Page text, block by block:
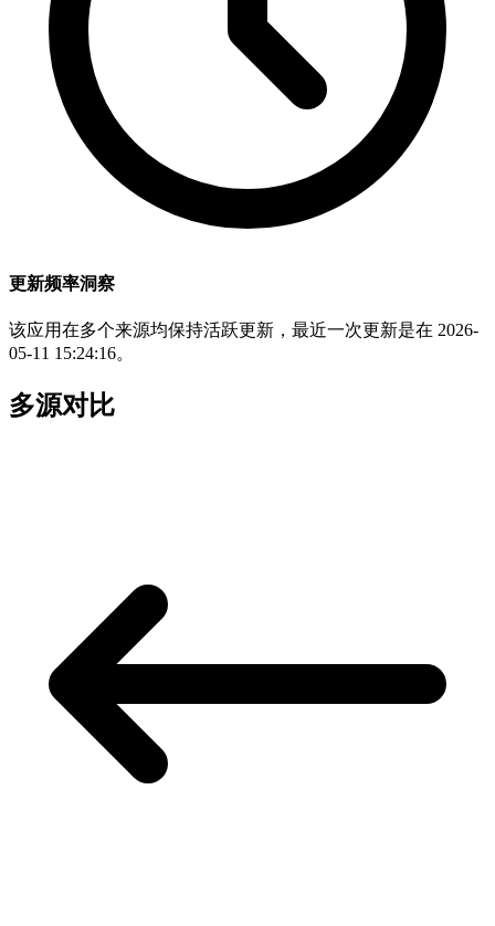
更新频率洞察
该应用在多个来源均保持活跃更新，最近一次更新是在 2026-
05-11 15:24:16。
多源对比